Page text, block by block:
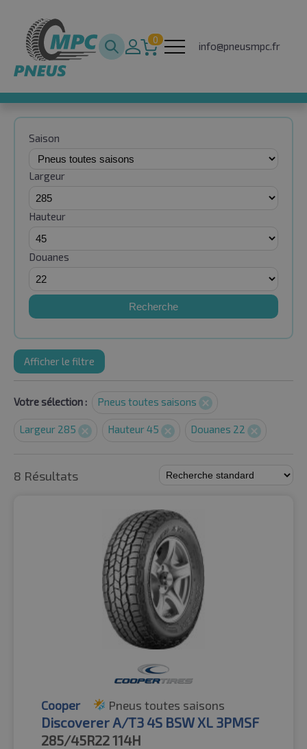
0
info@pneusmpc.fr
Saison
Largeur
Hauteur
Douanes
Recherche
Afficher le filtre
Votre sélection : Pneus toutes saisons
Largeur 285 Hauteur 45 Douanes 22
8 Résultats
Cooper Pneus toutes saisons
Discoverer A/T3 4S BSW XL 3PMSF
285/45R22114H